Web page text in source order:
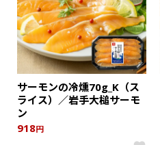
サーモンの冷燻70g_K（ス
ライス）／岩手大槌サーモ
ン
918円